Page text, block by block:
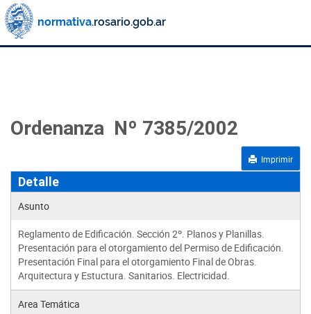
Ordenanza Nº 7385/2002
Imprimir
Detalle
Asunto
Reglamento de Edificación. Sección 2º. Planos y Planillas.
Presentación para el otorgamiento del Permiso de Edificación.
Presentación Final para el otorgamiento Final de Obras.
Arquitectura y Estuctura. Sanitarios. Electricidad.
Area Temática